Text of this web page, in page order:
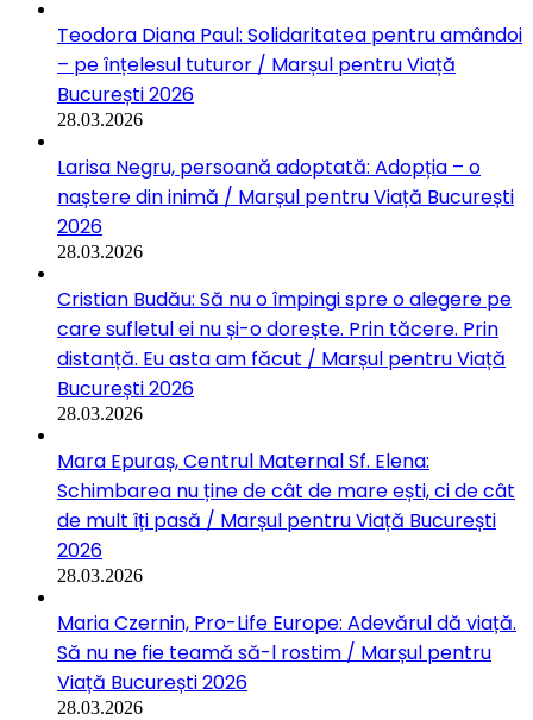
Teodora Diana Paul: Solidaritatea pentru amândoi
– pe înțelesul tuturor / Marșul pentru Viață
București 2026
28.03.2026
Larisa Negru, persoană adoptată: Adopția – o
naștere din inimă / Marșul pentru Viață București
2026
28.03.2026
Cristian Budău: Să nu o împingi spre o alegere pe
care sufletul ei nu și-o dorește. Prin tăcere. Prin
distanță. Eu asta am făcut / Marșul pentru Viață
București 2026
28.03.2026
Mara Epuraș, Centrul Maternal Sf. Elena:
Schimbarea nu ține de cât de mare ești, ci de cât
de mult îți pasă / Marșul pentru Viață București
2026
28.03.2026
Maria Czernin, Pro-Life Europe: Adevărul dă viață.
Să nu ne fie teamă să-l rostim / Marșul pentru
Viață București 2026
28.03.2026